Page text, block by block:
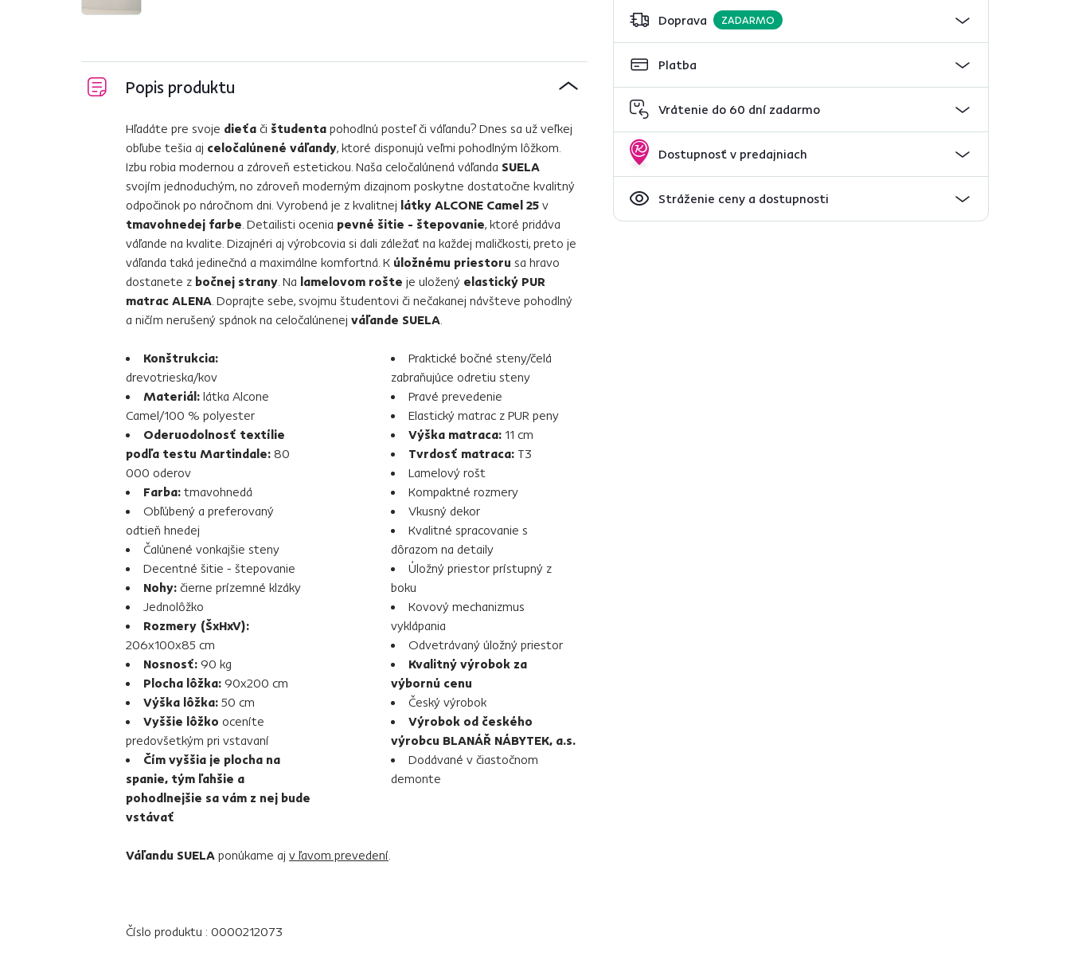
Doprava ZADARMO
Platba
Vrátenie do 60 dní zadarmo
Dostupnosť v predajniach
Stráženie ceny a dostupnosti
Popis produktu
Hľadáte pre svoje dieťa či študenta pohodlnú posteľ či váľandu? Dnes sa už veľkej
obľube tešia aj celočalúnené váľandy, ktoré disponujú veľmi pohodlným lôžkom.
Izbu robia modernou a zároveň estetickou. Naša celočalúnená váľanda SUELA
svojím jednoduchým, no zároveň moderným dizajnom poskytne dostatočne kvalitný
odpočinok po náročnom dni. Vyrobená je z kvalitnej látky ALCONE Camel 25 v
tmavohnedej farbe . Detailisti ocenia pevné šitie - štepovanie, ktoré pridáva
váľande na kvalite. Dizajnéri aj výrobcovia si dali záležať na každej maličkosti, preto je
váľanda taká jedinečná a maximálne komfortná. K úložnému priestoru sa hravo
dostanete z bočnej strany . Na lamelovom rošte je uložený elastický PUR
matrac ALENA . Doprajte sebe, svojmu študentovi či nečakanej návšteve pohodlný
a ničím nerušený spánok na celočalúnenej váľande SUELA
Konštrukcia:
drevotrieska/kov
Materiál: látka Alcone
Camel/100 % polyester
Oderuodolnosť textílie
podľa testu Martindale: 80
000 oderov
Farba: tmavohnedá
Obľúbený a preferovaný
odtieň hnedej
Čalúnené vonkajšie steny
Decentné šitie - štepovanie
Nohy: čierne prízemné klzáky
Jednolôžko
Rozmery (ŠxHxV):
206x100x85 cm
Nosnosť: 90 kg
Plocha lôžka: 90x200 cm
Výška lôžka: 50 cm
Vyššie lôžko oceníte
predovšetkým pri vstavaní
Čím vyššia je plocha na
spanie, tým ľahšie a
pohodlnejšie sa vám z nej bude
vstávať
Praktické bočné steny/čelá
zabraňujúce odretiu steny
Pravé prevedenie
Elastický matrac z PUR peny
Výška matraca: 11 cm
Tvrdosť matraca: T3
Lamelový rošt
Kompaktné rozmery
Vkusný dekor
Kvalitné spracovanie s
dôrazom na detaily
Úložný priestor prístupný z
boku
Kovový mechanizmus
vyklápania
Odvetrávaný úložný priestor
Kvalitný výrobok za
výbornú cenu
Český výrobok
Výrobok od českého
výrobcu BLANÁŘ NÁBYTEK, a.s.
Dodávané v čiastočnom
demonte
Váľandu SUELA ponúkame aj v ľavom prevedení
Číslo produktu : 0000212073